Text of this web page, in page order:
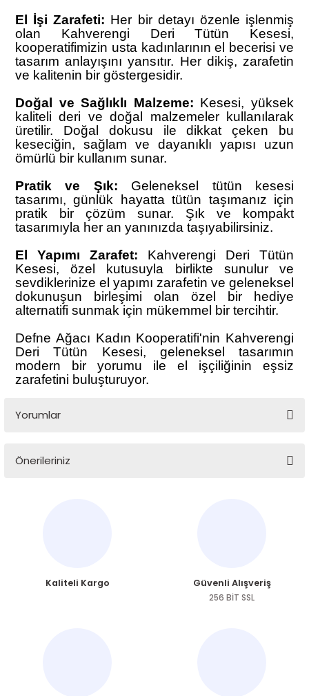
El İşi Zarafeti: Her bir detayı özenle işlenmiş
olan Kahverengi Deri Tütün Kesesi,
kooperatifimizin usta kadınlarının el becerisi ve
tasarım anlayışını yansıtır. Her dikiş, zarafetin
ve kalitenin bir göstergesidir.
Doğal ve Sağlıklı Malzeme: Kesesi, yüksek
kaliteli deri ve doğal malzemeler kullanılarak
üretilir. Doğal dokusu ile dikkat çeken bu
keseciğin, sağlam ve dayanıklı yapısı uzun
ömürlü bir kullanım sunar.
Pratik ve Şık: Geleneksel tütün kesesi
tasarımı, günlük hayatta tütün taşımanız için
pratik bir çözüm sunar. Şık ve kompakt
tasarımıyla her an yanınızda taşıyabilirsiniz.
El Yapımı Zarafet:
Kahverengi Deri Tütün
Kesesi, özel kutusuyla birlikte sunulur ve
sevdiklerinize el yapımı zarafetin ve geleneksel
dokunuşun birleşimi olan özel bir hediye
alternatifi sunmak için mükemmel bir tercihtir.
Defne Ağacı Kadın Kooperatifi'nin Kahverengi
Deri Tütün Kesesi, geleneksel tasarımın
modern bir yorumu ile el işçiliğinin eşsiz
zarafetini buluşturuyor.
Yorumlar
Önerileriniz
Ürün açıklamasında eksik bilgiler bulunuyor.
Kaliteli Kargo Güvenli Alışveriş
256 BİT SSL